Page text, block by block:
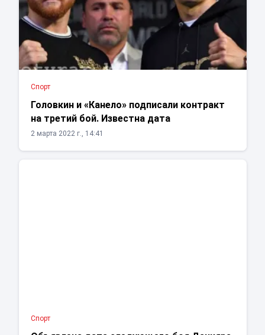
Спорт
Головкин и «Канело» подписали контракт
на третий бой. Известна дата
2 марта 2022 г., 14:41
Спорт